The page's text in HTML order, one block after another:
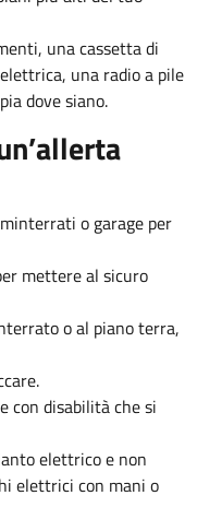
una cassetta di
una radio a pile
dove siano.
o garage per
mettere al sicuro
o al piano terra,
con disabilità che si
elettrico e non
elettrici con mani o